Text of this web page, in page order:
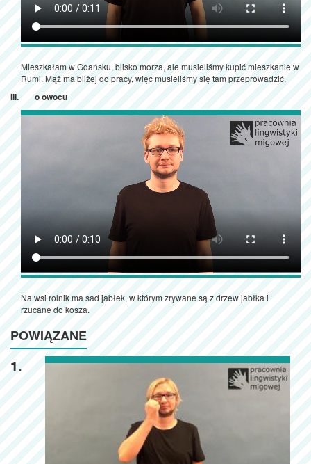
Mieszkałam w Gdańsku, blisko morza, ale musieliśmy kupić mieszkanie w
Rumi. Mąż ma bliżej do pracy, więc musieliśmy się tam przeprowadzić.
o owocu
Na wsi rolnik ma sad jabłek, w którym zrywane są z drzew jabłka i
rzucane do kosza.
POWIĄZANE
1.